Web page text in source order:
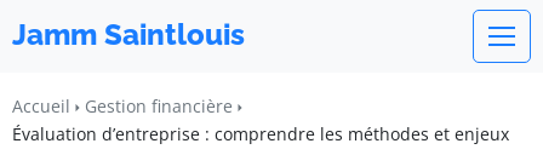
Jamm Saintlouis
Accueil
Gestion financière
Évaluation d’entreprise : comprendre les méthodes et enjeux